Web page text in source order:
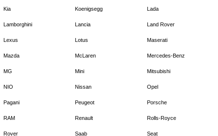
Kia Koenigsegg Lada
Lamborghini Lancia Land Rover
Lexus Lotus Maserati
Mazda McLaren Mercedes-Benz
MG Mini Mitsubishi
NIO Nissan Opel
Pagani Peugeot Porsche
RAM Renault Rolls-Royce
Rover Saab Seat